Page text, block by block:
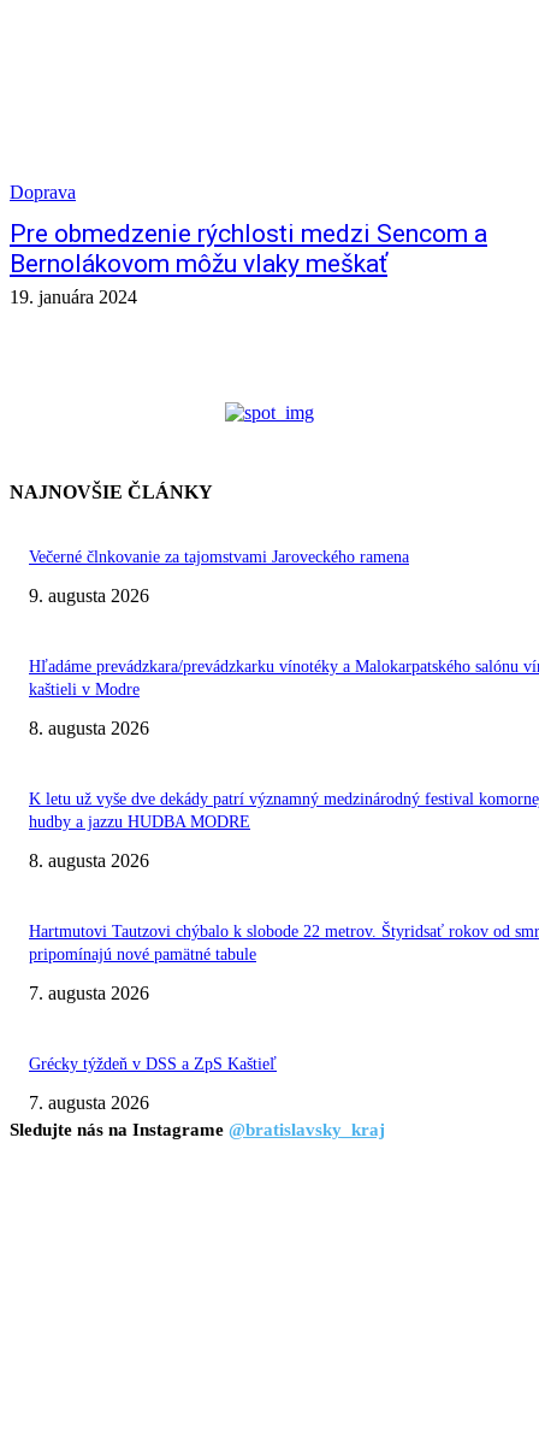
Doprava
Pre obmedzenie rýchlosti medzi Sencom a
Bernolákovom môžu vlaky meškať
19. januára 2024
NAJNOVŠIE ČLÁNKY
Večerné člnkovanie za tajomstvami Jaroveckého ramena
9. augusta 2026
Hľadáme prevádzkara/prevádzkarku vínotéky a Malokarpatského salónu
kaštieli v Modre
8. augusta 2026
K letu už vyše dve dekády patrí významný medzinárodný festival
hudby a jazzu HUDBA MODRE
8. augusta 2026
Hartmutovi Tautzovi chýbalo k slobode 22 metrov. Štyridsať rokov od
pripomínajú nové pamätné tabule
7. augusta 2026
Grécky týždeň v DSS a ZpS Kaštieľ
7. augusta 2026
Sledujte nás na Instagrame @bratislavsky_kraj